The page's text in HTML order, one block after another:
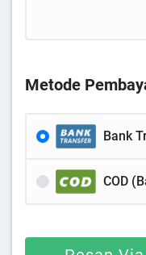
Metode
Bank
COD